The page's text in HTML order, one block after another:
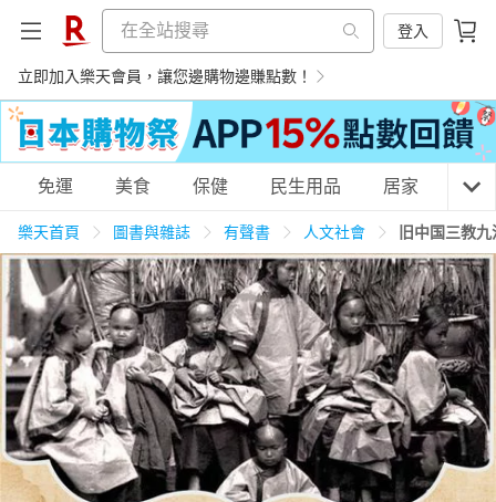
登入
立即加入樂天會員，讓您邊購物邊賺點數！
購物網分類
天天免運 美食蛋糕 養生保健 民生用品
居家生活 3C家電 運動休閒 親子玩具
女裝 男裝 化妝保養 情趣用品
免運 美食 保健 民生用品 居家 3C
樂天首頁 圖書與雜誌 有聲書 人文社會 旧中国三教